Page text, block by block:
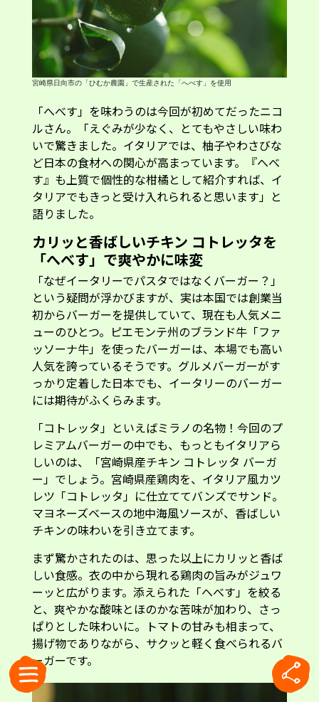
宮崎県日向市の「ひむか農園」で生産された「へべす」を使用
「へべす」を味わうのは今回が初めてだったニコ
ルさん。「えぐみが少なく、とてもやさしい味わ
いで驚きました。イタリアでは、柚子やわさびな
ど日本の食材への関心が高まっています。『へべ
す』も上質で個性的な柑橘として紹介すれば、イ
タリアでもきっと受け入れられると思います」と
語りました。
カリッと香ばしいチキン コトレッタを
「へべす」で爽やかに味変
「なぜイータリーでパスタではなくバーガー？」
という疑問が浮かびますが、実は本国では創業当
初からバーガーを提供していて、現在も人気メニ
ューのひとつ。ピエモンテ州のブランド牛「ファ
ッソーナ牛」を使ったバーガーは、本場でも高い
人気を誇っているそうです。グルメバーガーがす
っかり定着した日本でも、イータリーのバーガー
には期待がふくらみます。
「コトレッタ」といえばミラノの名物！今回のプ
レミアムバーガーの中でも、もっともイタリアら
しいのは、「宮崎県産チキン コトレッタ バーガ
ー」でしょう。宮崎県産鶏肉を、イタリア風カツ
レツ「コトレッタ」に仕立ててバンズでサンド。
マヨネーズベースの地中海風ソースが、香ばしい
チキンの味わいを引き立てます。
まず驚かされたのは、思った以上にカリッと香ば
しい食感。衣の中から現れる鶏肉の旨みがジュワ
ーッと広がります。添えられた「へべす」を絞る
と、爽やかな酸味とほのかな苦味が加わり、さっ
ぱりとした味わいに。トマトの甘みも相まって、
揚げ物でありながら、サクッと軽く食べられるバ
ーガーです。